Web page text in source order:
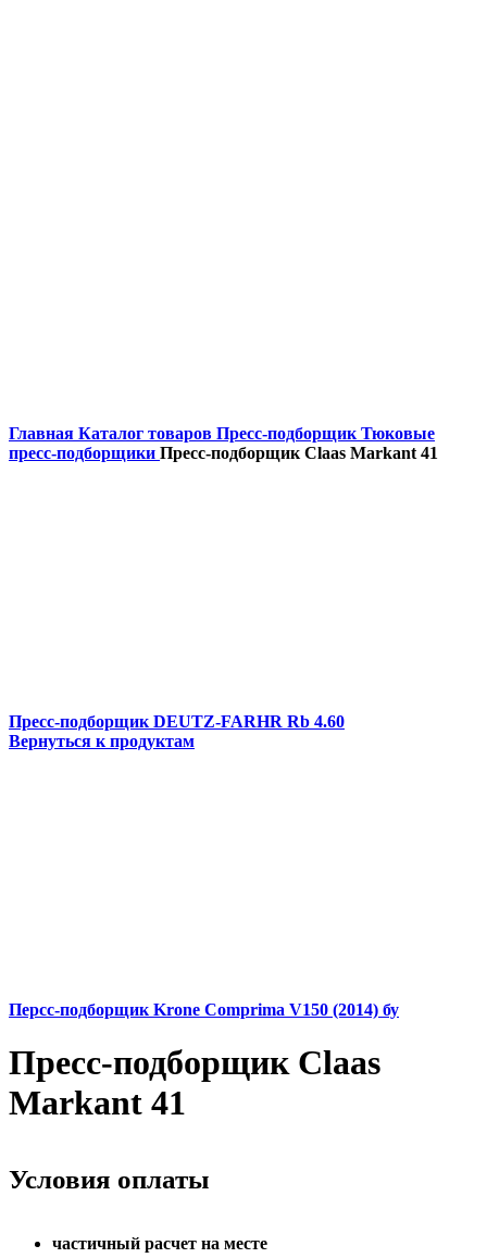
Главная Каталог товаров Пресс-подборщик Тюковые
пресс-подборщики Пресс-подборщик Claas Markant 41
Пресс-подборщик DEUTZ-FARHR Rb 4.60
Вернуться к продуктам
Персс-подборщик Krone Comprima V150 (2014) бу
Пресс-подборщик Claas
Markant 41
Условия оплаты
частичный расчет на месте